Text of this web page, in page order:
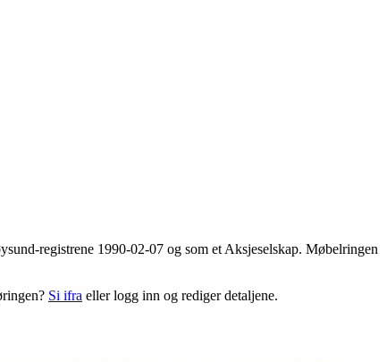
registrene 1990-02-07 og som et Aksjeselskap. Møbelringen
Si ifra eller logg inn og rediger detaljene.